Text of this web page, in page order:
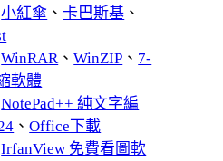
小紅傘 、卡巴斯基 、
WinRAR 、WinZIP 、 7-
軟體
NotePad++ 純文字編
、Office下載
IrfanView 免費看圖軟